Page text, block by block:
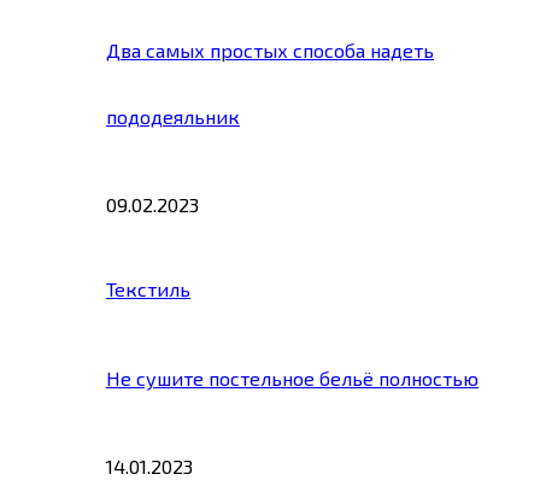
Два самых простых способа надеть
пододеяльник
09.02.2023
Текстиль
Не сушите постельное бельё полностью
14.01.2023